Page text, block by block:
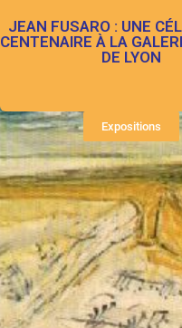
JEAN FUSARO : UNE
CENTENAIRE À LA
DE LYON
Expositions